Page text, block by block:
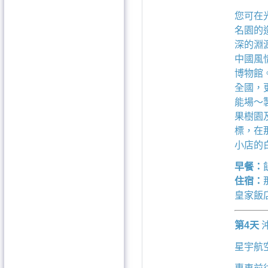
您可在
名園的
深的淵
中國風
博物館
全國，
能場～
果樹園
標，在
小店的
早餐：
住宿：
皇家飯
第4天
星宇航